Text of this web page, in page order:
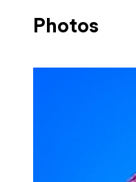
Photos